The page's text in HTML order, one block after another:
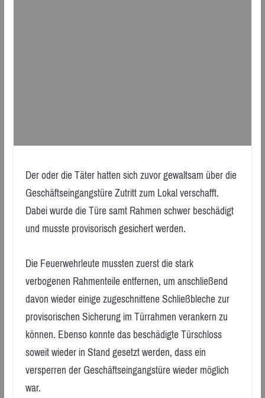
Der oder die Täter hatten sich zuvor gewaltsam über die
Geschäftseingangstüre Zutritt zum Lokal verschafft.
Dabei wurde die Türe samt Rahmen schwer beschädigt
und musste provisorisch gesichert werden.
Die Feuerwehrleute mussten zuerst die stark
verbogenen Rahmenteile entfernen, um anschließend
davon wieder einige zugeschnittene Schließbleche zur
provisorischen Sicherung im Türrahmen verankern zu
können. Ebenso konnte das beschädigte Türschloss
soweit wieder in Stand gesetzt werden, dass ein
versperren der Geschäftseingangstüre wieder möglich
war.